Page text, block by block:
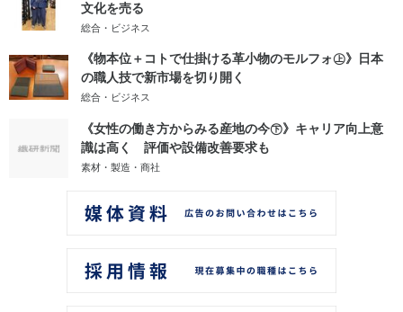
文化を売る
総合・ビジネス
《物本位＋コトで仕掛ける革小物のモルフォ㊤》日本
の職人技で新市場を切り開く
総合・ビジネス
《女性の働き方からみる産地の今㊦》キャリア向上意
識は高く 評価や設備改善要求も
素材・製造・商社